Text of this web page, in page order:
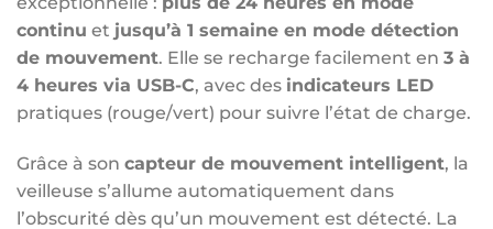
continu et jusqu’à 1 semaine en mode détection
de mouvement. Elle se recharge facilement en 3 à
4 heures via USB-C, avec des indicateurs LED
pratiques (rouge/vert) pour suivre l’état de charge.
Grâce à son capteur de mouvement intelligent, la
veilleuse s’allume automatiquement dans
l’obscurité dès qu’un mouvement est détecté. La